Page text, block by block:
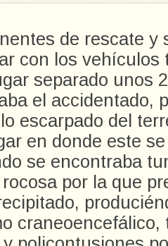
de rescate y
con los vehículos
separado unos
el accidentado,
escarpado del
en donde este
se encontraba
por la que
craneoencefálico,